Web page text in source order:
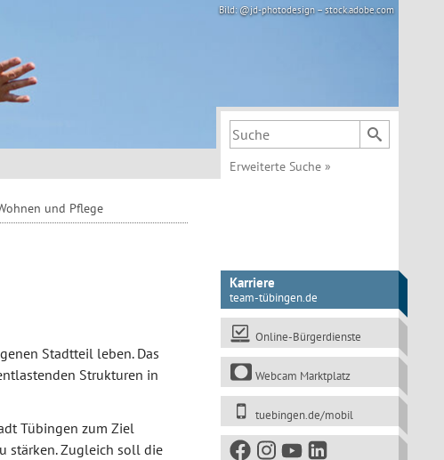
Bild: @jd-photodesign – stock.adobe.com
Suchbegriff
Erweiterte Suche »
und Pflege
Stadtteil leben. Das
Strukturen in
Tübingen zum Ziel
stärken. Zugleich soll die
Karriere
team-tübingen.de
Online-Bürgerdienste
Webcam Marktplatz
tuebingen.de/mobil